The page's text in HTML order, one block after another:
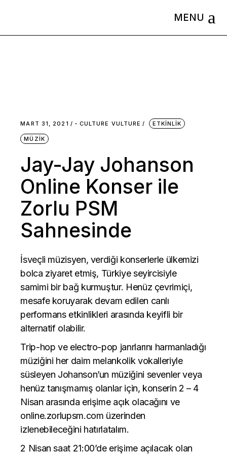
MART 31, 2021 - CULTURE VULTURE ETKINLIK
MÜZIK
Jay-Jay Johanson
Online Konser ile
Zorlu PSM
Sahnesinde
İsveçli müzisyen, verdiği konserlerle ülkemizi
bolca ziyaret etmiş, Türkiye seyircisiyle
samimi bir bağ kurmuştur. Henüz çevrimiçi,
mesafe koruyarak devam edilen canlı
performans etkinlikleri arasında keyifli bir
alternatif olabilir.
Trip-hop ve electro-pop janrlarını harmanladığı
müziğini her daim melankolik vokalleriyle
süsleyen Johanson’un müziğini sevenler veya
henüz tanışmamış olanlar için, konserin 2 – 4
Nisan arasında erişime açık olacağını ve
online.zorlupsm.com üzerinden
izlenebileceğini hatırlatalım.
2 Nisan saat 21:00’de erişime açılacak olan